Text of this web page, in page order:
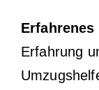
Erfahrenes
Erfahrung